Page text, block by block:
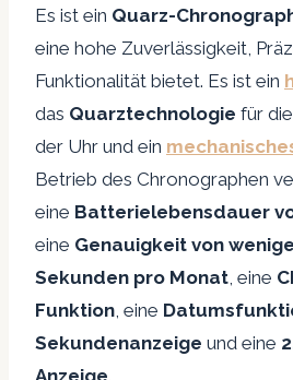
Es ist ein Quarz-
eine hohe Zuverlässigkeit,
Funktionalität bietet. Es ist ein
das Quarztechnologie für
der Uhr und ein
Betrieb des Chronographen
eine Batterielebensdauer
eine Genauigkeit von
Sekunden pro Monat, eine
Funktion, eine
Sekundenanzeige und eine